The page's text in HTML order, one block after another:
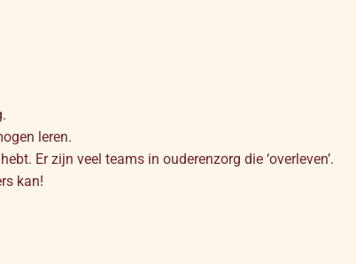
leren.
Er zijn veel teams in ouderenzorg die ‘overleven’.
kan!